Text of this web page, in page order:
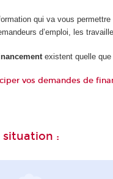
qui va vous
d’emploi, les
existent quelle que
vos demandes de
situation :